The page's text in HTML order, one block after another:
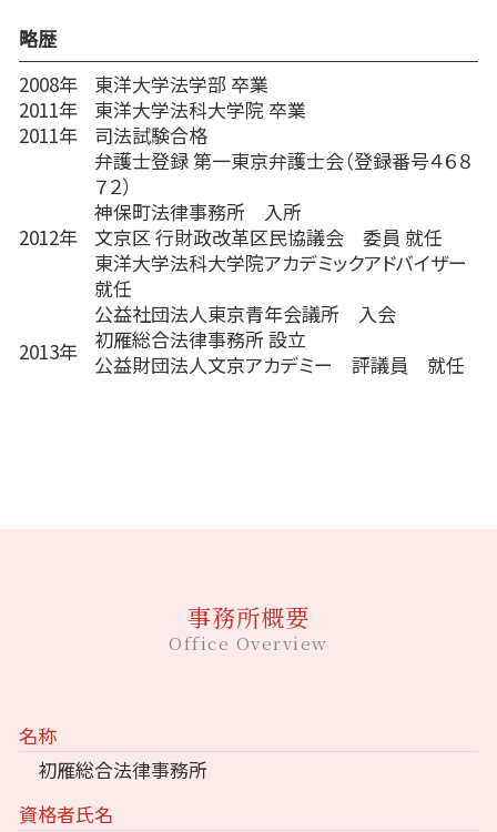
略歴
2008年
東洋大学法学部 卒業
2011年
東洋大学法科大学院 卒業
2011年
司法試験合格
2012年
弁護士登録 第一東京弁護士会（登録番号４６８
７２）
神保町法律事務所 入所
文京区 行財政改革区民協議会 委員 就任
東洋大学法科大学院アカデミックアドバイザー
就任
公益社団法人東京青年会議所 入会
2013年
初雁総合法律事務所 設立
公益財団法人文京アカデミー 評議員 就任
事務所概要
Office Overview
名称
初雁総合法律事務所
資格者氏名